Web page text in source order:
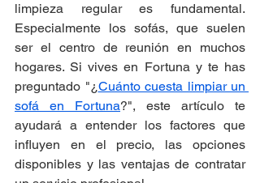
limpieza regular es fundamental.
Especialmente los sofás, que suelen
ser el centro de reunión en muchos
hogares. Si vives en Fortuna y te has
preguntado "¿Cuánto cuesta limpiar un
sofá en Fortuna?", este artículo te
ayudará a entender los factores que
influyen en el precio, las opciones
disponibles y las ventajas de contratar